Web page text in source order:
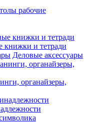
рабочие
книжки и тетради
Деловые аксессуары
органайзеры,